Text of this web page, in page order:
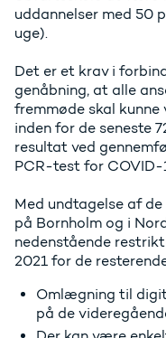
uddannelser med 50
uge).
Det er et krav i
genåbning, at alle
fremmøde skal
inden for de seneste
resultat ved
PCR-test for COVID-
Med undtagelse af
på Bornholm og i
nedenstående
2021 for de
Omlægning til
på de